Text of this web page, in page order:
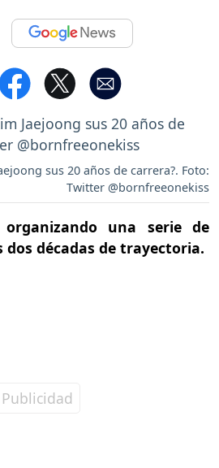
sus 20 años de carrera?. Foto:
Twitter @bornfreeonekiss
una serie de
dos décadas de trayectoria.